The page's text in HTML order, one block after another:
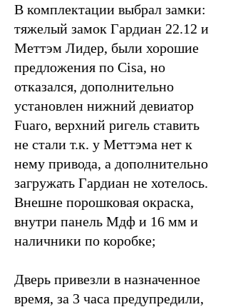
В комплектации выбрал замки:
тяжелый замок Гардиан 22.12 и
Меттэм Лидер, были хорошие
предложения по Cisa, но
отказался, дополнительно
установлен нижний девиатор
Fuaro, верхний ригель ставить
не стали т.к. у Меттэма нет к
нему привода, а дополнительно
загружать Гардиан не хотелось.
Внешне порошковая окраска,
внутри панель Мдф и 16 мм и
наличники по коробке;
Дверь привезли в назначенное
время, за 3 часа предупредили,